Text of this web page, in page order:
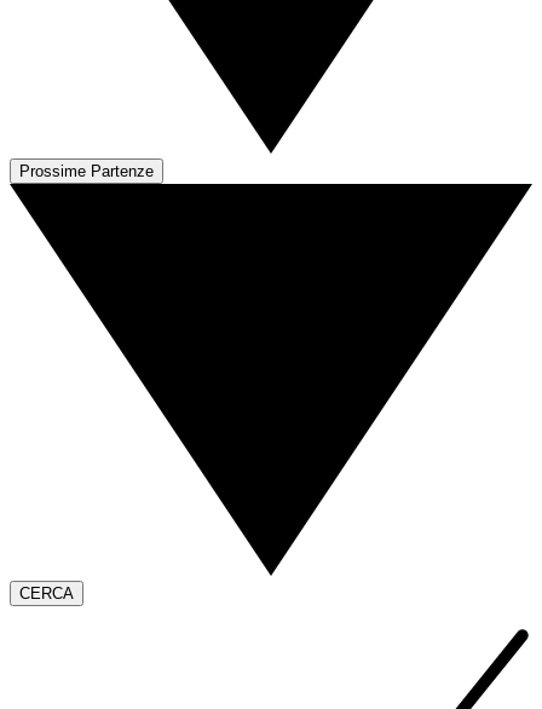
Prossime Partenze
CERCA